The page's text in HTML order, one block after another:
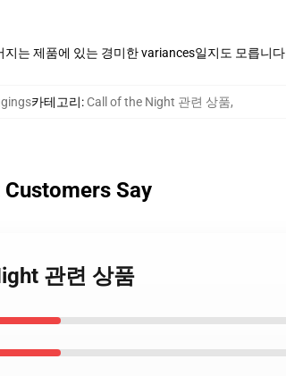
는 제품에 있는 경미한 variances일지도 모릅니다
카테고리: Call of the Night 관련 상품,
Customers Say
관련 상품